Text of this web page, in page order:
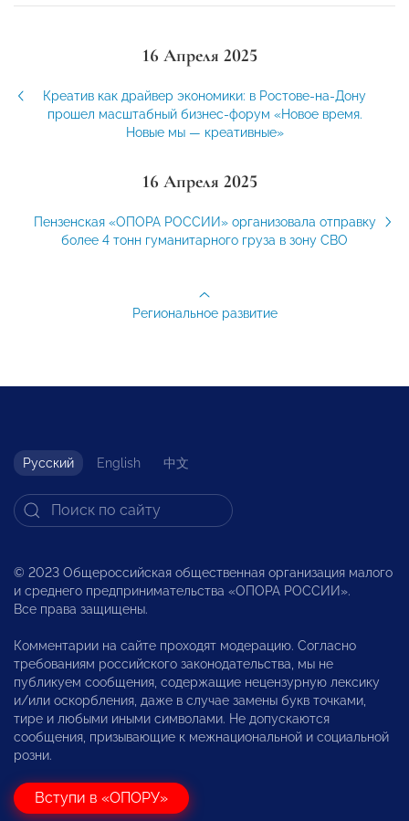
16 Апреля 2025
Креатив как драйвер экономики: в Ростове-на-Дону
прошел масштабный бизнес-форум «Новое время.
Новые мы — креативные»
16 Апреля 2025
Пензенская «ОПОРА РОССИИ» организовала отправку
более 4 тонн гуманитарного груза в зону СВО
Региональное развитие
Русский English 中文
© 2023 Общероссийская общественная организация малого
и среднего предпринимательства «ОПОРА РОССИИ».
Все права защищены.
Комментарии на сайте проходят модерацию. Согласно
требованиям российского законодательства, мы не
публикуем сообщения, содержащие нецензурную лексику
и/или оскорбления, даже в случае замены букв точками,
тире и любыми иными символами. Не допускаются
сообщения, призывающие к межнациональной и социальной
розни.
Вступи в «ОПОРУ»